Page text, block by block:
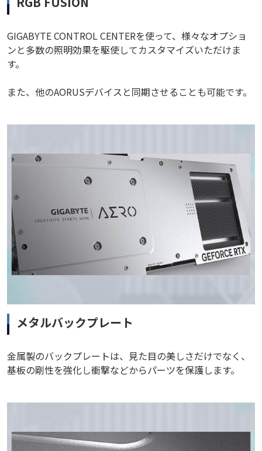
GIGABYTE CONTROL CENTERを使って、様々なオプショ
ンと多数の照明効果を駆使してカスタマイズいただけま
す。
また、他のAORUSデバイスと同期させることも可能です。
メタルバックプレート
金属製のバックプレートは、見た目の美しさだけでなく、
基板の剛性を強化し衝撃などからパーツを保護します。